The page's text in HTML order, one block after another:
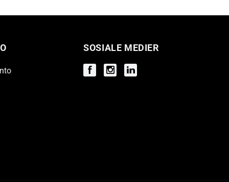
SOSIALE MEDIER
FacebookInstagramInstagram